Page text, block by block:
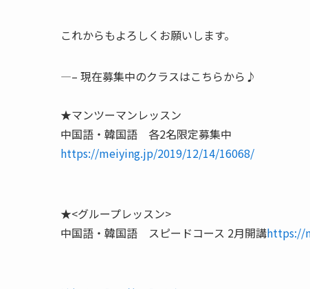
これからもよろしくお願いします。
—– 現在募集中のクラスはこちらから♪
★マンツーマンレッスン
中国語・韓国語 各2名限定募集中
https://meiying.jp/2019/12/14/16068/
★<グループレッスン>
中国語・韓国語 スピードコース 2月開講https://